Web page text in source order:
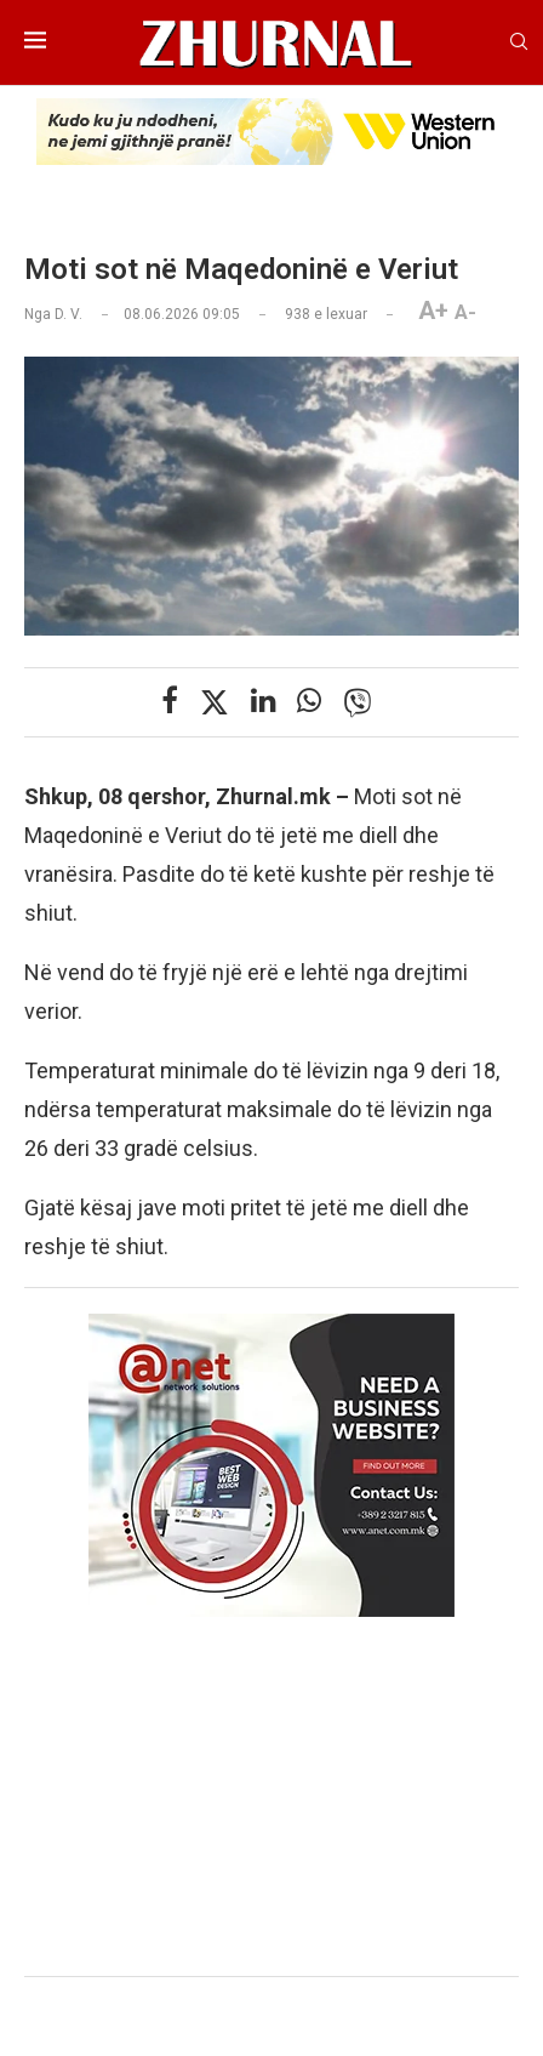
Moti sot në Maqedoninë e Veriut
Nga D. V. 08.06.2026 09:05 938 e lexuar A+ A-
Shkup, 08 qershor, Zhurnal.mk – Moti sot në
Maqedoninë e Veriut do të jetë me diell dhe
vranësira. Pasdite do të ketë kushte për reshje të
shiut.
Në vend do të fryjë një erë e lehtë nga drejtimi
verior.
Temperaturat minimale do të lëvizin nga 9 deri 18,
ndërsa temperaturat maksimale do të lëvizin nga
26 deri 33 gradë celsius.
Gjatë kësaj jave moti pritet të jetë me diell dhe
reshje të shiut.